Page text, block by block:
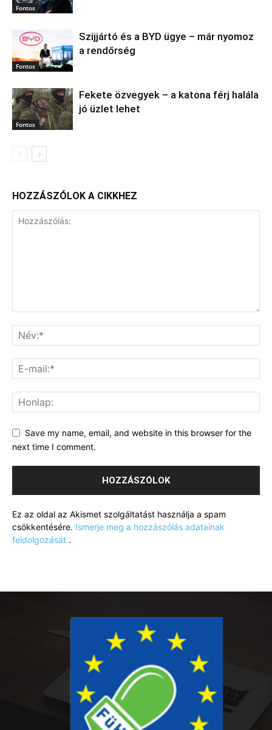
Fontos
Fontos
Szijjártó és a BYD ügye – már nyomoz
a rendőrség
Fontos
Fekete özvegyek – a katona férj halála
jó üzlet lehet
HOZZÁSZÓLOK A CIKKHEZ
Save my name, email, and website in this browser for the
next time I comment.
Ez az oldal az Akismet szolgáltatást használja a spam
csökkentésére. Ismerje meg a hozzászólás adatainak
feldolgozását .